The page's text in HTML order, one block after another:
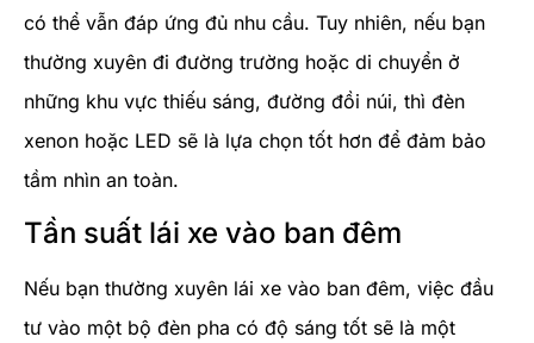
có thể vẫn đáp ứng đủ nhu cầu. Tuy nhiên, nếu bạn
thường xuyên đi đường trường hoặc di chuyển ở
những khu vực thiếu sáng, đường đồi núi, thì đèn
xenon hoặc LED sẽ là lựa chọn tốt hơn để đảm bảo
tầm nhìn an toàn.
Tần suất lái xe vào ban đêm
Nếu bạn thường xuyên lái xe vào ban đêm, việc đầu
tư vào một bộ đèn pha có độ sáng tốt sẽ là một